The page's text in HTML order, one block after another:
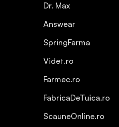
Dr. Max
Answear
SpringFarma
Videt.ro
Farmec.ro
FabricaDeTuica.ro
ScauneOnline.ro